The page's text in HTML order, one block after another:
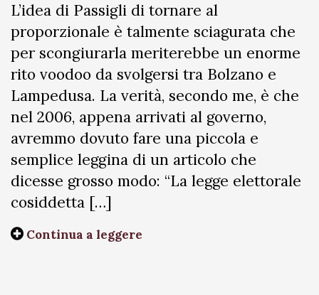
L’idea di Passigli di tornare al
proporzionale è talmente sciagurata che
per scongiurarla meriterebbe un enorme
rito voodoo da svolgersi tra Bolzano e
Lampedusa. La verità, secondo me, è che
nel 2006, appena arrivati al governo,
avremmo dovuto fare una piccola e
semplice leggina di un articolo che
dicesse grosso modo: “La legge elettorale
cosiddetta […]
Continua a leggere